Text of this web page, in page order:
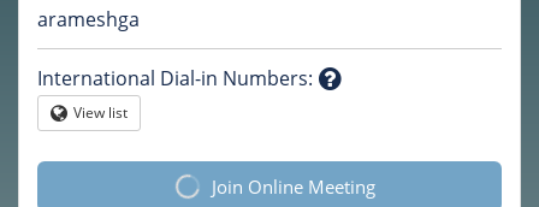
mark
arameshga
International Dial-in Numbers:
Globe
View list
Join Online Meeting